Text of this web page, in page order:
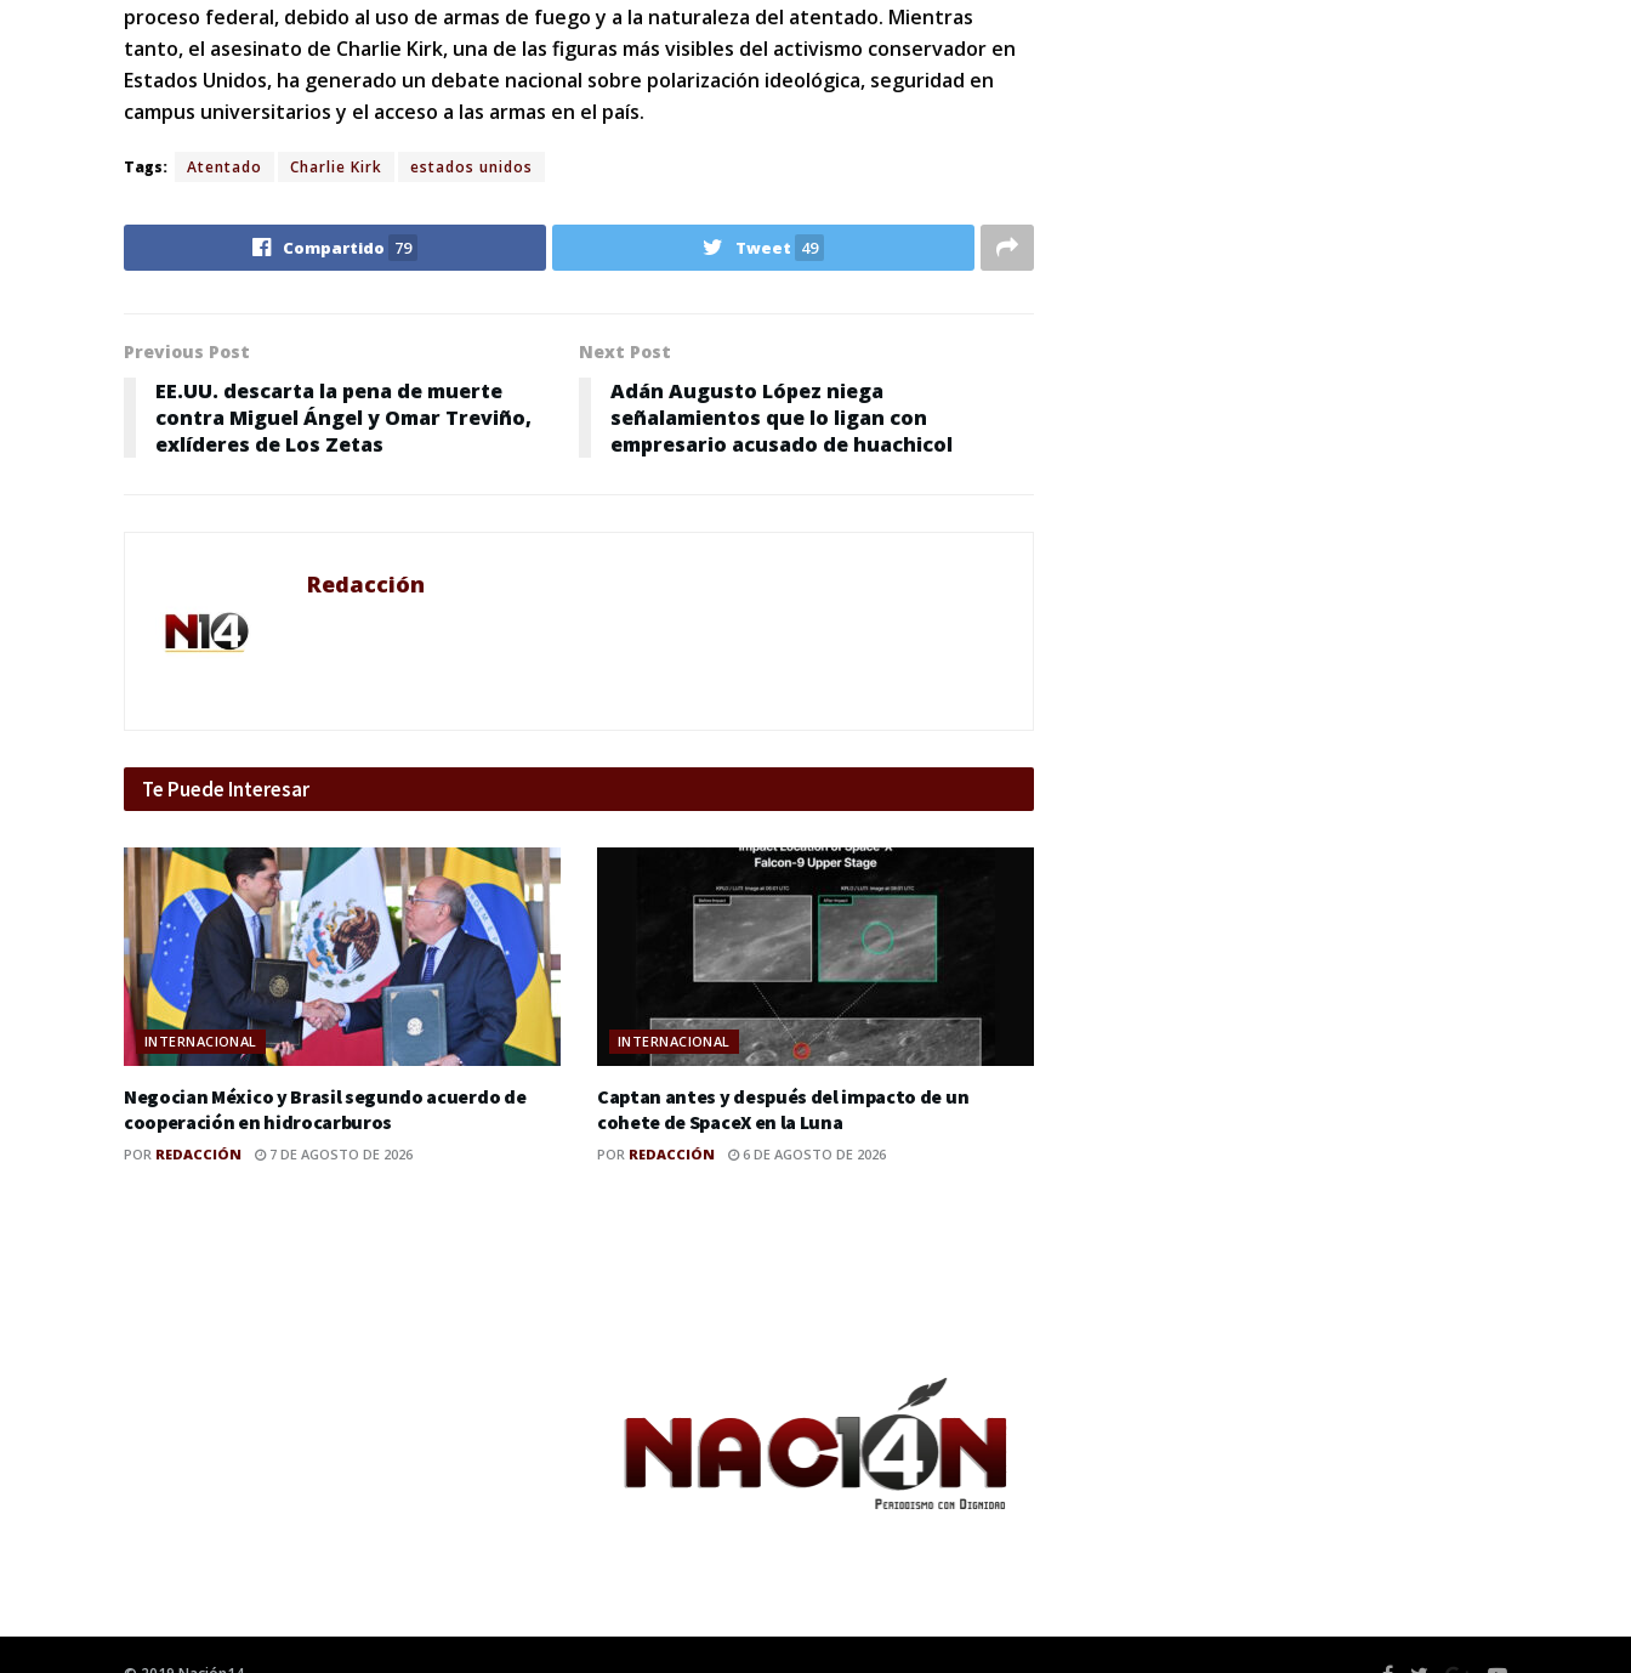
proceso federal, debido al uso de armas de fuego y a la naturaleza del atentado. Mientras
tanto, el asesinato de Charlie Kirk, una de las figuras más visibles del activismo conservador en
Estados Unidos, ha generado un debate nacional sobre polarización ideológica, seguridad en
campus universitarios y el acceso a las armas en el país.
Tags: Atentado Charlie Kirk estados unidos
Compartido 79 Tweet 49
Previous Post
EE.UU. descarta la pena de muerte
contra Miguel Ángel y Omar Treviño,
exlíderes de Los Zetas
Next Post
Adán Augusto López niega
señalamientos que lo ligan con
empresario acusado de huachicol
Redacción
Te Puede Interesar
INTERNACIONAL
Negocian México y Brasil segundo acuerdo de
cooperación en hidrocarburos
POR REDACCIÓN 7 DE AGOSTO DE 2026
INTERNACIONAL
Captan antes y después del impacto de un
cohete de SpaceX en la Luna
POR REDACCIÓN 6 DE AGOSTO DE 2026